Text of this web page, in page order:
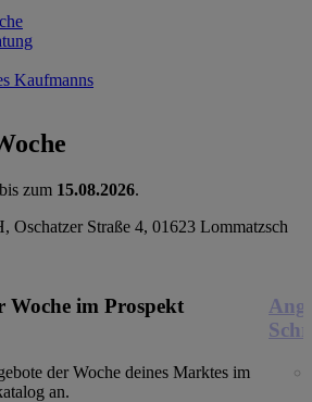
Kaufmanns
bis zum 15.08.2026.
Oschatzer Straße 4, 01623 Lommatzsch
Woche im Prospekt
der Woche deines Marktes im
an.